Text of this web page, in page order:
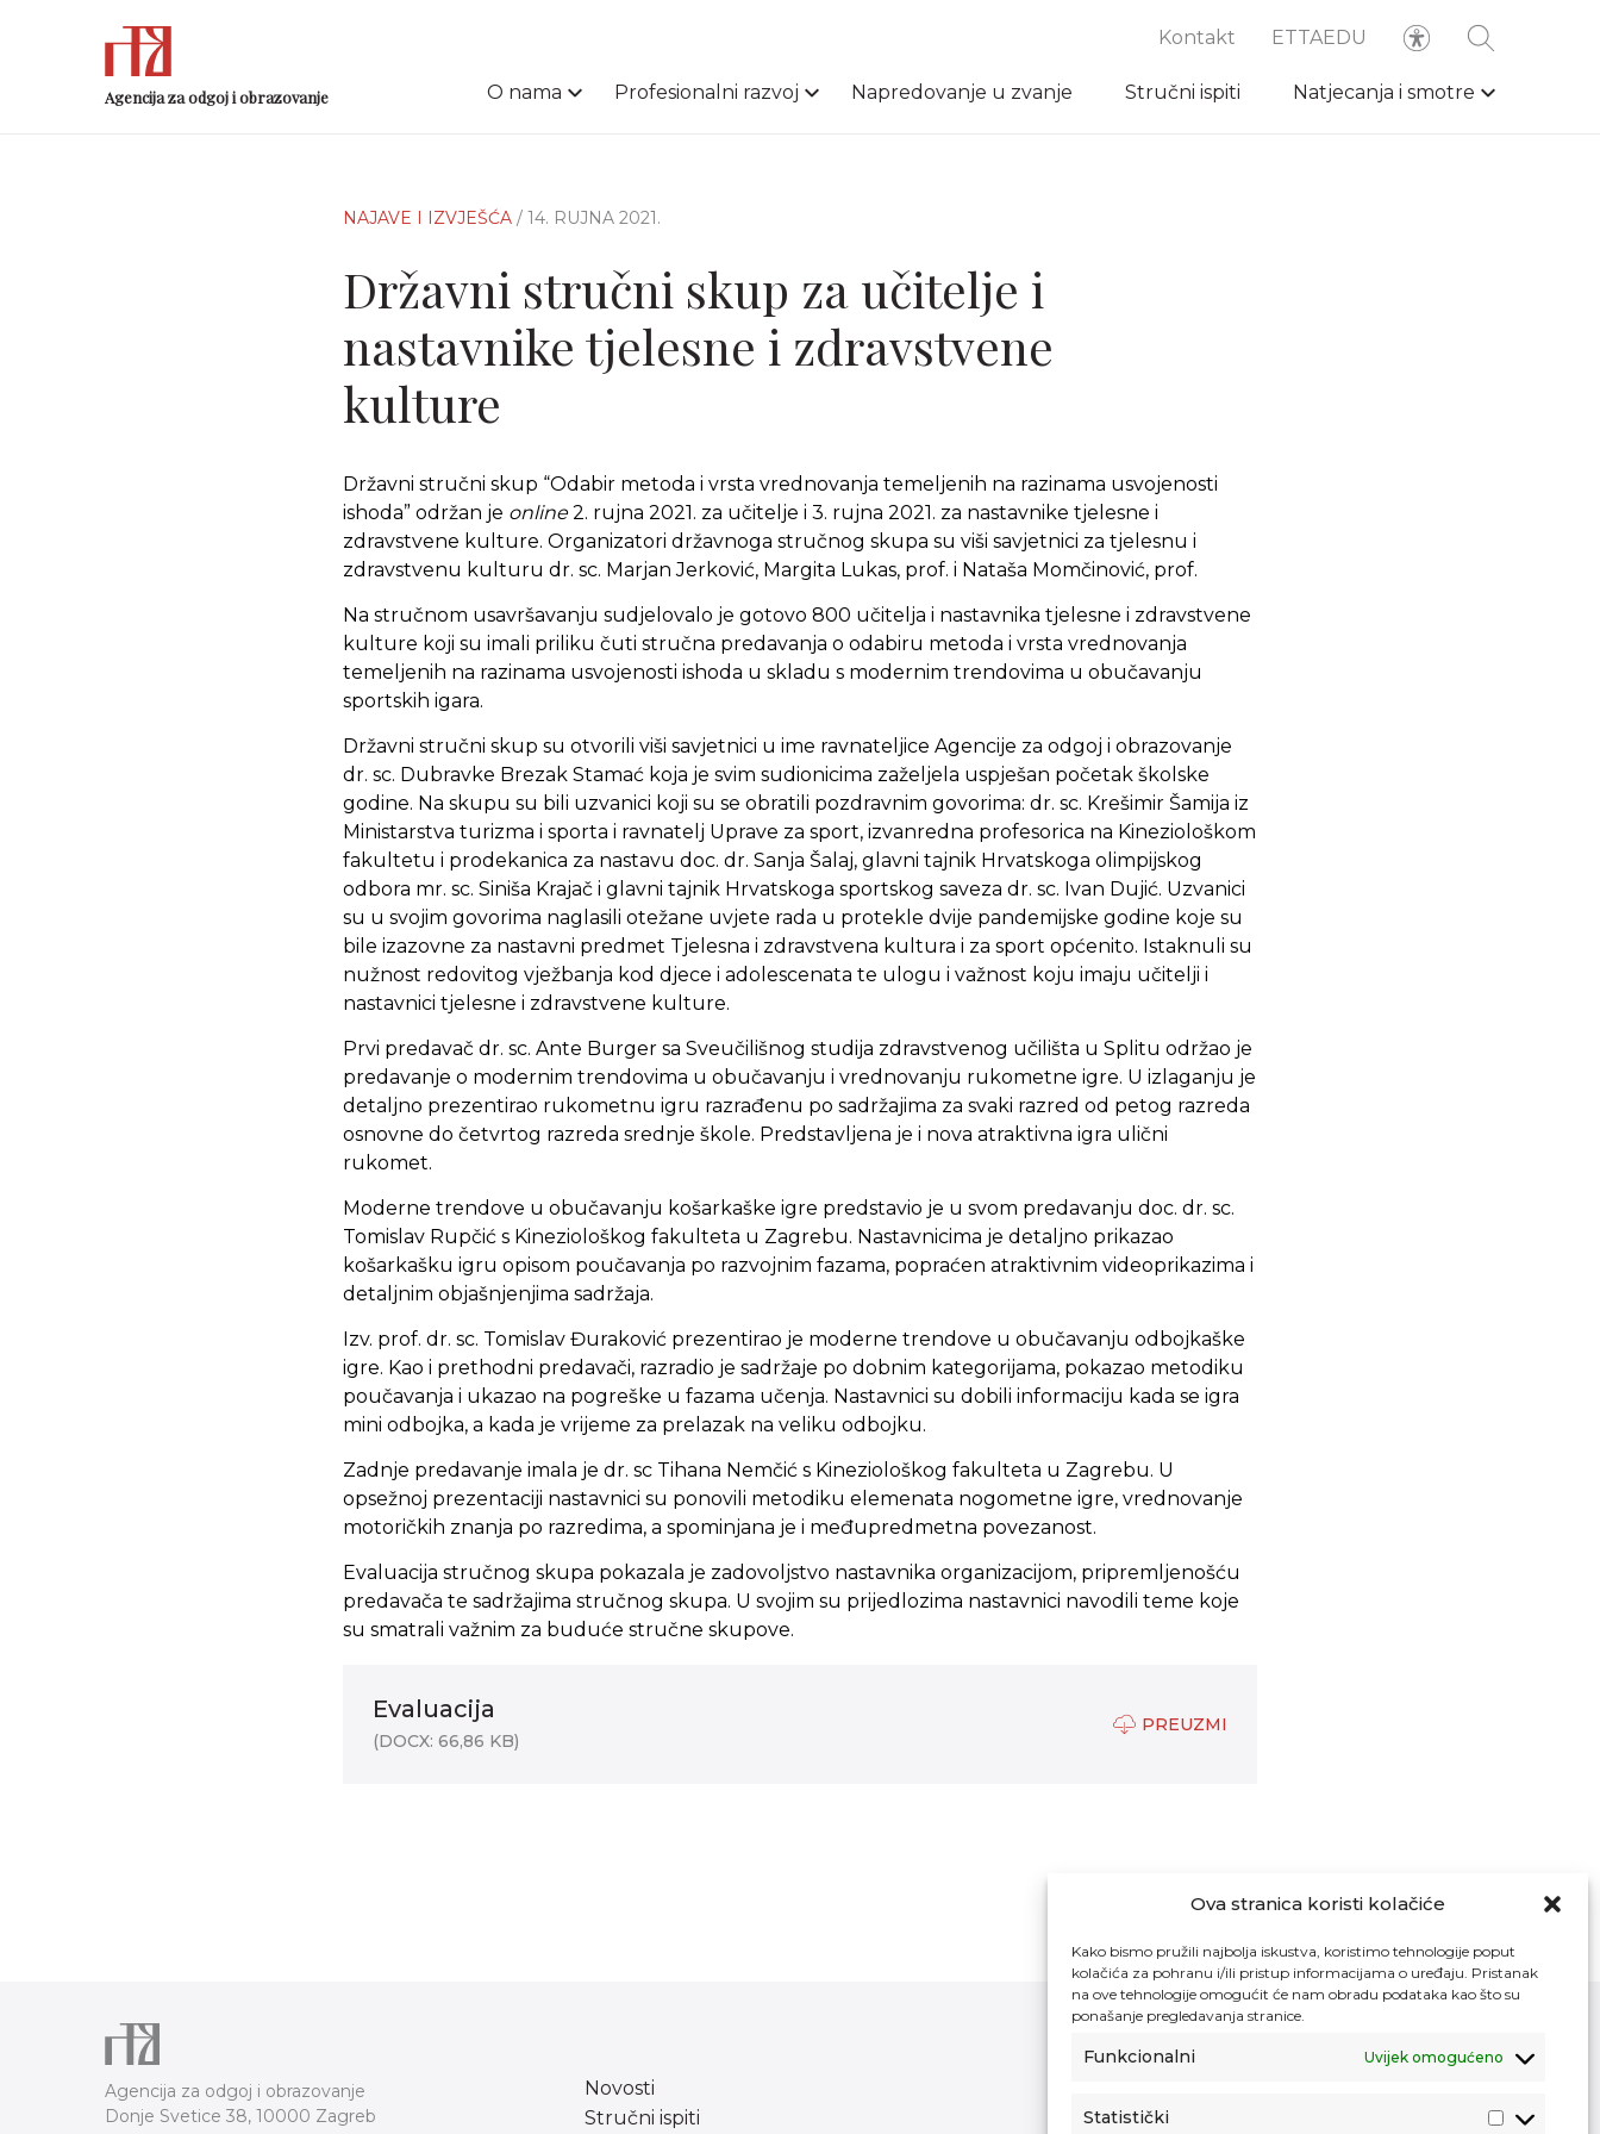
Ova stranica koristi kolačiće
Kako bismo pružili najbolja iskustva, koristimo tehnologije poput
kolačića za pohranu i/ili pristup informacijama o uređaju. Pristanak
na ove tehnologije omogućit će nam obradu podataka kao što su
ponašanje pregledavanja stranice.
Funkcionalni Uvijek omogućeno
Statistički
Agencija za odgoj i obrazovanje
Kontakt ETTAEDU
O nama Profesionalni razvoj Napredovanje u zvanje Stručni ispiti Natjecanja i smotre
NAJAVE I IZVJEŠĆA / 14. RUJNA 2021.
Državni stručni skup za učitelje i
nastavnike tjelesne i zdravstvene
kulture
Državni stručni skup “Odabir metoda i vrsta vrednovanja temeljenih na razinama usvojenosti
ishoda” održan je online2. rujna 2021. za učitelje i 3. rujna 2021. za nastavnike tjelesne i
zdravstvene kulture. Organizatori državnoga stručnog skupa su viši savjetnici za tjelesnu i
zdravstvenu kulturu dr. sc. Marjan Jerković, Margita Lukas, prof. i Nataša Momčinović, prof.
Na stručnom usavršavanju sudjelovalo je gotovo 800 učitelja i nastavnika tjelesne i zdravstvene
kulture koji su imali priliku čuti stručna predavanja o odabiru metoda i vrsta vrednovanja
temeljenih na razinama usvojenosti ishoda u skladu s modernim trendovima u obučavanju
sportskih igara.
Državni stručni skup su otvorili viši savjetnici u ime ravnateljice Agencije za odgoj i obrazovanje
dr. sc. Dubravke Brezak Stamać koja je svim sudionicima zaželjela uspješan početak školske
godine. Na skupu su bili uzvanici koji su se obratili pozdravnim govorima: dr. sc. Krešimir Šamija iz
Ministarstva turizma i sporta i ravnatelj Uprave za sport, izvanredna profesorica na Kineziološkom
fakultetu i prodekanica za nastavu doc. dr. Sanja Šalaj, glavni tajnik Hrvatskoga olimpijskog
odbora mr. sc. Siniša Krajač i glavni tajnik Hrvatskoga sportskog saveza dr. sc. Ivan Dujić. Uzvanici
su u svojim govorima naglasili otežane uvjete rada u protekle dvije pandemijske godine koje su
bile izazovne za nastavni predmet Tjelesna i zdravstvena kultura i za sport općenito. Istaknuli su
nužnost redovitog vježbanja kod djece i adolescenata te ulogu i važnost koju imaju učitelji i
nastavnici tjelesne i zdravstvene kulture.
Prvi predavač dr. sc. Ante Burger sa Sveučilišnog studija zdravstvenog učilišta u Splitu održao je
predavanje o modernim trendovima u obučavanju i vrednovanju rukometne igre. U izlaganju je
detaljno prezentirao rukometnu igru razrađenu po sadržajima za svaki razred od petog razreda
osnovne do četvrtog razreda srednje škole. Predstavljena je i nova atraktivna igra ulični
rukomet.
Moderne trendove u obučavanju košarkaške igre predstavio je u svom predavanju doc. dr. sc.
Tomislav Rupčić s Kineziološkog fakulteta u Zagrebu. Nastavnicima je detaljno prikazao
košarkašku igru opisom poučavanja po razvojnim fazama, popraćen atraktivnim videoprikazima i
detaljnim objašnjenjima sadržaja.
Izv. prof. dr. sc. Tomislav Đuraković prezentirao je moderne trendove u obučavanju odbojkaške
igre. Kao i prethodni predavači, razradio je sadržaje po dobnim kategorijama, pokazao metodiku
poučavanja i ukazao na pogreške u fazama učenja. Nastavnici su dobili informaciju kada se igra
mini odbojka, a kada je vrijeme za prelazak na veliku odbojku.
Zadnje predavanje imala je dr. sc Tihana Nemčić s Kineziološkog fakulteta u Zagrebu. U
opsežnoj prezentaciji nastavnici su ponovili metodiku elemenata nogometne igre, vrednovanje
motoričkih znanja po razredima, a spominjana je i međupredmetna povezanost.
Evaluacija stručnog skupa pokazala je zadovoljstvo nastavnika organizacijom, pripremljenošću
predavača te sadržajima stručnog skupa. U svojim su prijedlozima nastavnici navodili teme koje
su smatrali važnim za buduće stručne skupove.
Evaluacija
(DOCX: 66,86 KB)
PREUZMI
Agencija za odgoj i obrazovanje
Donje Svetice 38, 10000 Zagreb
Novosti
Stručni ispiti
Pristup informacijama